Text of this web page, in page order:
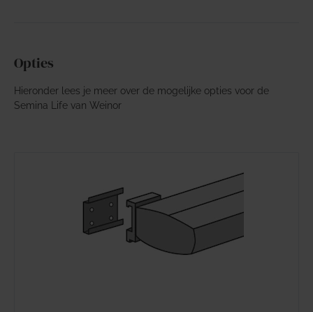
Opties
Hieronder lees je meer over de mogelijke opties voor de
Semina Life van Weinor